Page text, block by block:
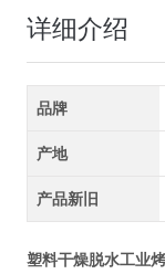
详细介绍
品牌
产地
产品新旧
塑料干燥脱水工业